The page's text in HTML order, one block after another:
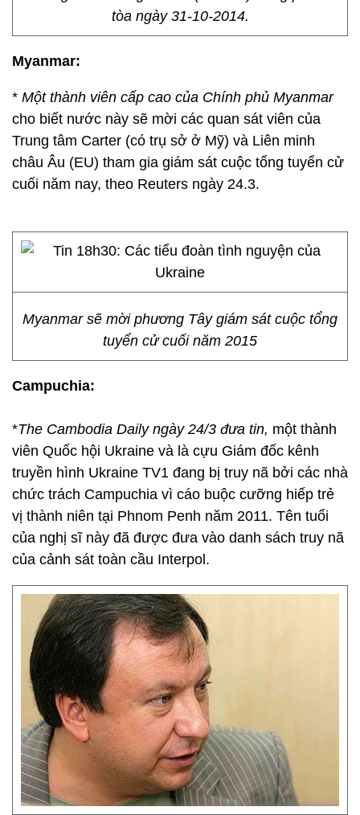
tòa ngày 31-10-2014.
Myanmar:
* Một thành viên cấp cao của Chính phủ Myanmar
cho biết nước này sẽ mời các quan sát viên của
Trung tâm Carter (có trụ sở ở Mỹ) và Liên minh
châu Âu (EU) tham gia giám sát cuộc tổng tuyển cử
cuối năm nay, theo Reuters ngày 24.3.
Myanmar sẽ mời phương Tây giám sát cuộc tổng
tuyển cử cuối năm 2015
Campuchia:
*The Cambodia Daily ngày 24/3 đưa tin, một thành
viên Quốc hội Ukraine và là cựu Giám đốc kênh
truyền hình Ukraine TV1 đang bị truy nã bởi các nhà
chức trách Campuchia vì cáo buộc cưỡng hiếp trẻ
vị thành niên tại Phnom Penh năm 2011. Tên tuổi
của nghị sĩ này đã được đưa vào danh sách truy nã
của cảnh sát toàn cầu Interpol.